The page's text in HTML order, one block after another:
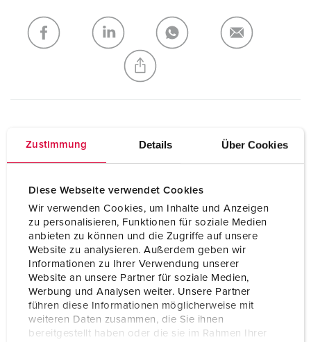
Zustimmung Details Über Cookies
Diese Webseite verwendet Cookies
Wir verwenden Cookies, um Inhalte und Anzeigen
zu personalisieren, Funktionen für soziale Medien
anbieten zu können und die Zugriffe auf unsere
Website zu analysieren. Außerdem geben wir
Informationen zu Ihrer Verwendung unserer
Website an unsere Partner für soziale Medien,
Werbung und Analysen weiter. Unsere Partner
führen diese Informationen möglicherweise mit
weiteren Daten zusammen, die Sie ihnen
bereitgestellt haben oder die sie im Rahmen Ihrer
Mijn lijst TOEVOEGEN
NIEUW LIJST MAKEN
Technische specificaties
CEE 16 A, 5 p, 400 V
SCHUKO® 1
Beschermingsgraad IP44
Behuizing materiaal Kunststof
Gewicht 375 g
Certificeringen
VDE